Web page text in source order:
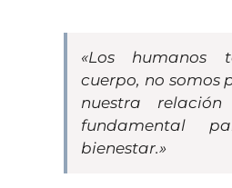
«Los humanos
cuerpo, no somos
nuestra
fundamental
bienestar.»